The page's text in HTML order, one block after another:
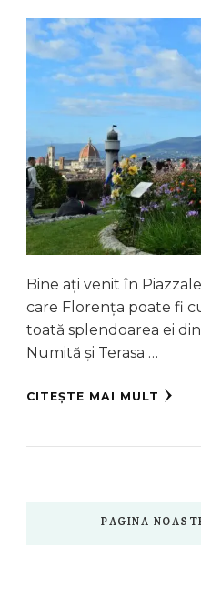
Bine ați venit în
care Florența poate fi
toată splendoarea ei
Numită și Terasa …
CITEȘTE MAI MULT
PAGINA